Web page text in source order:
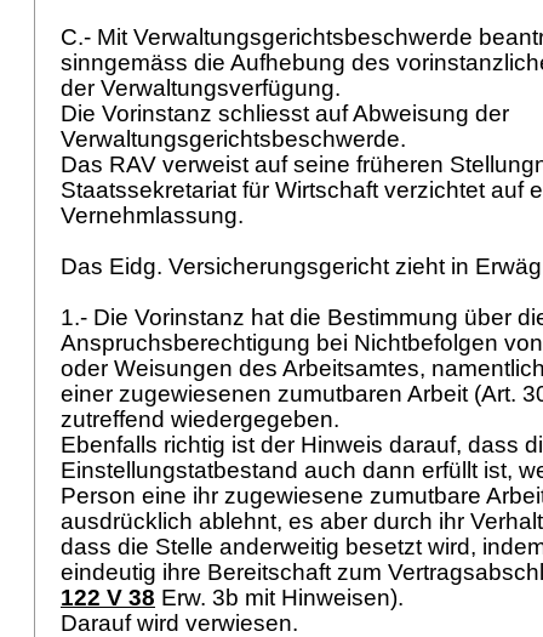
C.- Mit Verwaltungsgerichtsbeschwerde
sinngemäss die Aufhebung des
der Verwaltungsverfügung.
Die Vorinstanz schliesst auf Abweisung der
Verwaltungsgerichtsbeschwerde.
Das RAV verweist auf seine früheren
Staatssekretariat für Wirtschaft verzichtet auf
Vernehmlassung.
Das Eidg. Versicherungsgericht zieht in
1.- Die Vorinstanz hat die Bestimmung über
Anspruchsberechtigung bei Nichtbefolgen
oder Weisungen des Arbeitsamtes,
einer zugewiesenen zumutbaren Arbeit (Art.
zutreffend wiedergegeben.
Ebenfalls richtig ist der Hinweis darauf, dass
Einstellungstatbestand auch dann erfüllt ist,
Person eine ihr zugewiesene zumutbare
ausdrücklich ablehnt, es aber durch ihr
dass die Stelle anderweitig besetzt wird,
eindeutig ihre Bereitschaft zum
122 V 38 Erw. 3b mit Hinweisen).
Darauf wird verwiesen.